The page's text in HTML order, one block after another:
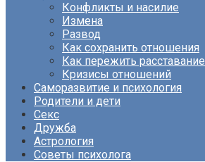
Конфликты и насилие
Измена
Развод
Как сохранить отношения
Как пережить расставание
Кризисы отношений
Саморазвитие и психология
Родители и дети
Секс
Дружба
Астрология
Советы психолога